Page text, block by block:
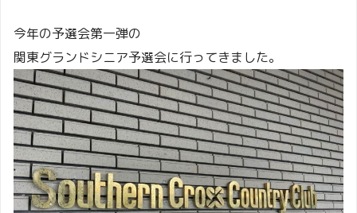
今年の予選会第一弾の
関東グランドシニア予選会に行ってきました。